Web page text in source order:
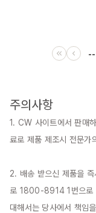
--
주의사항
1. CW 사이트에서 판매
료로 제품 제조시 전문가
2. 배송 받으신 제품을
로 1800-8914 1번으로
대해서는 당사에서 책임